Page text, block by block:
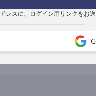
レスに、ログイン用リンクをお送
書